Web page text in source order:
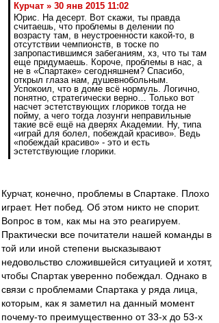
Курчат » 30 янв 2015 11:02
Юрис. На десерт. Вот скажи, ты правда
считаешь, что проблемы в делении по
возрасту там, в неустроенности какой-то, в
отсутствии чемпионств, в тоске по
запропастившимся забеганиям, хз, что ты там
еще придумаешь. Короче, проблемы в нас, а
не в «Спартаке» сегодняшнем? Спасибо,
открыл глаза нам, душевнобольным.
Успокоил, что в доме всё нормуль. Логично,
понятно, стратегически верно… Только вот
насчет эстетствующих глориков тогда не
пойму, а чего тогда лозунги неправильные
такие всё ещё на дверях Академии. Ну, типа
«играй для болел, побеждай красиво». Ведь
«побеждай красиво» - это и есть
эстетствующие глорики.
Курчат, конечно, проблемы в Спартаке. Плохо
играет. Нет побед. Об этом никто не спорит.
Вопрос в том, как мы на это реагируем.
Практически все почитатели нашей команды в
той или иной степени высказывают
недовольство сложившейся ситуацией и хотят,
чтобы Спартак уверенно побеждал. Однако в
связи с проблемами Спартака у ряда лица,
которым, как я заметил на данный момент
почему-то преимущественно от 33-х до 53-х